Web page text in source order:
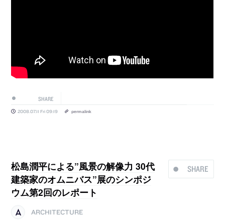
SHARE
2008.07.11 Fri 09:19 permalink
SHARE
松島潤平による”風景の解像力 30代
建築家のオムニバス”展のシンポジ
ウム第2回のレポート
ARCHITECTURE